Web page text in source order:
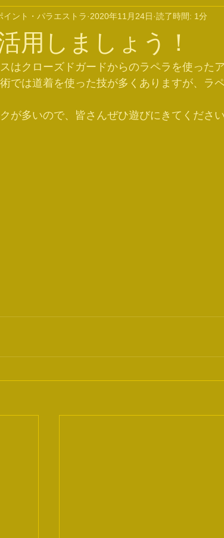
用しましょう！
イント・パラエストラ 2020年11月24日 読了時間: 1分
はクローズドガードからのラペラを使った
では道着を使った技が多くありますが、ラ
が多いので、皆さんぜひ遊びにきてください